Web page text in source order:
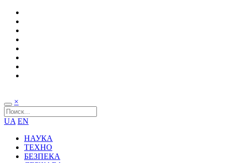
×
UA EN
НАУКА
ТЕХНО
БЕЗПЕКА